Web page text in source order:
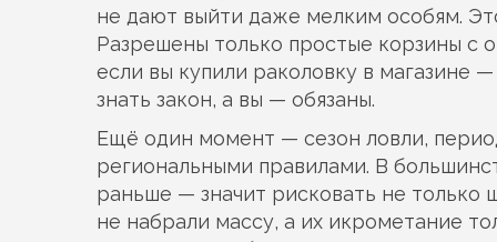
не дают выйти даже мелким особям.
Разрешены только простые корзины с
если вы купили раколовку в магазине
знать закон, а вы — обязаны.
Ещё один момент — сезон ловли,
региональными правилами. В
раньше — значит рисковать не
не набрали массу, а их икрометание